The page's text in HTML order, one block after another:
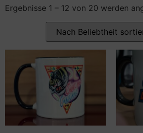
Ergebnisse 1 – 12 von 20 werden